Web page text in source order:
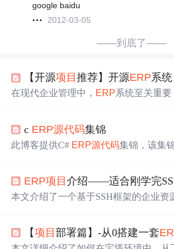
google baidu
2012-03-05
——到底了——
【开源项目推荐】开源ERP系统：
在现代企业管理中， ERP系统至关重要
ache OFBiz等几款Java开源
P的优势及选型要点。
c ERP源代码集锦
此博客提供C# ERP源代码集锦，该集
者快速构建企业级应用，可用于学习和
ERP项目介绍——适合刚学完
本文介绍了一个基于SSH框架的企业资
术实现。
【项目部署篇】-从0搭建一套